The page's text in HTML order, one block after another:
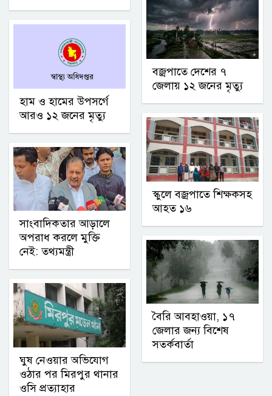
হাম ও হামের উপসর্গে
আরও ১২ জনের মৃত্যু
সাংবাদিকতার আড়ালে
অপরাধ করলে মুক্তি
নেই: তথ্যমন্ত্রী
ঘুষ নেওয়ার অভিযোগ
ওঠার পর মিরপুর থানার
ওসি প্রত্যাহার
বজ্রপাতে দেশের ৭
জেলায় ১২ জনের মৃত্যু
স্কুলে বজ্রপাতে শিক্ষকসহ
আহত ১৬
বৈরি আবহাওয়া, ১৭
জেলার জন্য বিশেষ
সতর্কবার্তা